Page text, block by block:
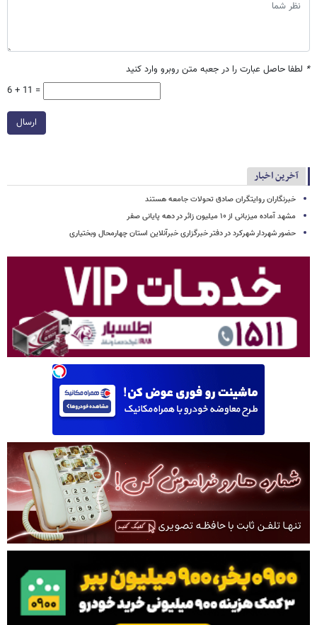
* لطفا حاصل عبارت را در جعبه متن روبرو وارد کنید
6 + 11 =
ارسال
آخرین اخبار
خبرنگاران روایتگران صادق تحولات جامعه هستند
مشهد آماده میزبانی از ۱۰ میلیون زائر در دهه پایانی صفر
حضور شهردار شهرکرد در دفتر خبرگزاری خبرآنلاین استان چهارمحال وبختیاری